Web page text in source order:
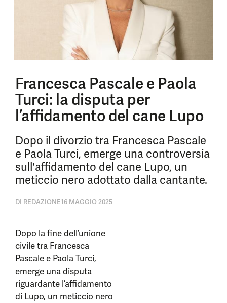
Francesca Pascale e Paola
Turci: la disputa per
l’affidamento del cane Lupo
Dopo il divorzio tra Francesca Pascale
e Paola Turci, emerge una controversia
sull'affidamento del cane Lupo, un
meticcio nero adottato dalla cantante.
DI REDAZIONE16 MAGGIO 2025
Dopo la fine dell’unione
civile tra Francesca
Pascale e Paola Turci,
emerge una disputa
riguardante l’affidamento
di Lupo, un meticcio nero